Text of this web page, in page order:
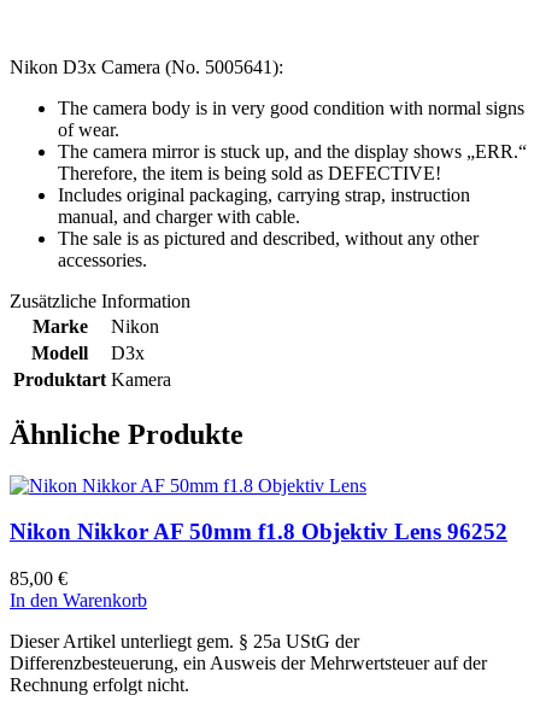
Nikon D3x Camera (No. 5005641):
The camera body is in very good condition with normal signs
of wear.
The camera mirror is stuck up, and the display shows „ERR.“
Therefore, the item is being sold as DEFECTIVE!
Includes original packaging, carrying strap, instruction
manual, and charger with cable.
The sale is as pictured and described, without any other
accessories.
Zusätzliche Information
Marke
Nikon
Modell
D3x
Produktart Kamera
Ähnliche Produkte
Nikon Nikkor AF 50mm f1.8 Objektiv Lens 96252
85,00 €
In den Warenkorb
Dieser Artikel unterliegt gem. § 25a UStG der
Differenzbesteuerung, ein Ausweis der Mehrwertsteuer auf der
Rechnung erfolgt nicht.